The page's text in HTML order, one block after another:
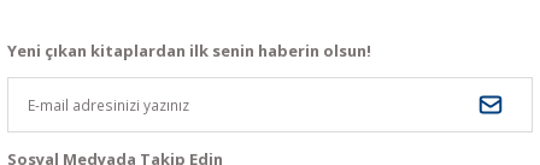
Yeni çıkan kitaplardan ilk senin haberin olsun!
Sosyal Medyada Takip Edin